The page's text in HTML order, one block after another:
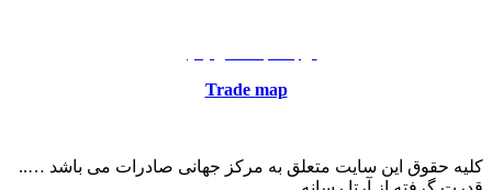
Trade map
کلیه حقوق این سایت متعلق به مرکز جهانی صادرات می باشد …..